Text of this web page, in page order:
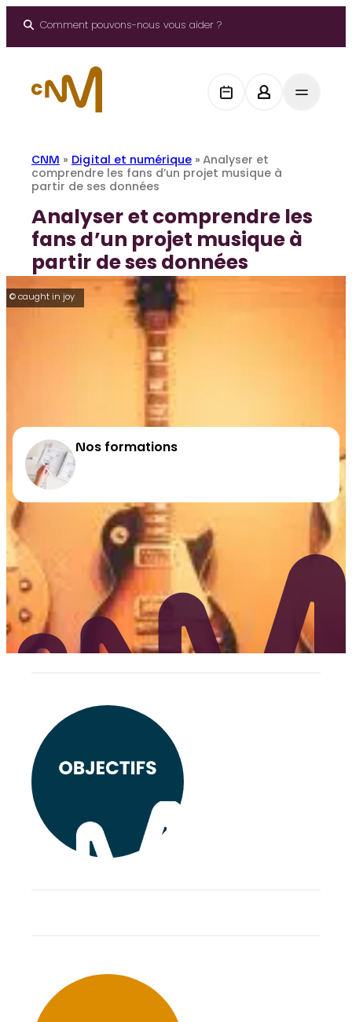
Comment pouvons-nous vous aider ?
CNM » Digital et numérique » Analyser et
comprendre les fans d’un projet musique à
partir de ses données
Analyser et comprendre les
fans d’un projet musique à
partir de ses données
© caught in joy
Nos formations